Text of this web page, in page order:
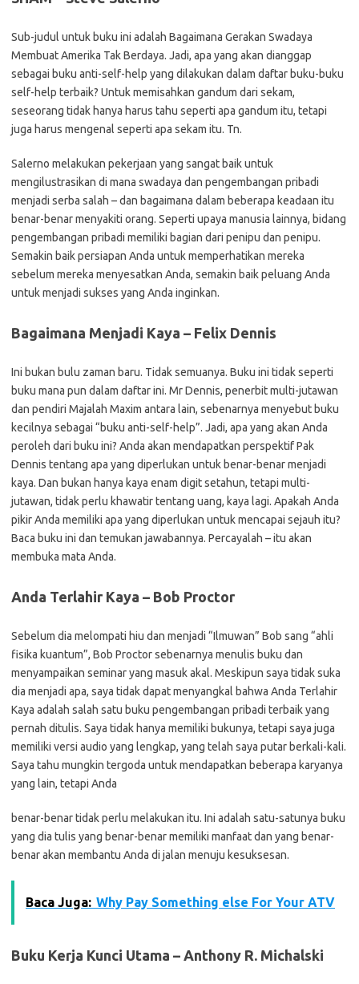
Sub-judul untuk buku ini adalah Bagaimana Gerakan Swadaya
Membuat Amerika Tak Berdaya. Jadi, apa yang akan dianggap
sebagai buku anti-self-help yang dilakukan dalam daftar buku-buku
self-help terbaik? Untuk memisahkan gandum dari sekam,
seseorang tidak hanya harus tahu seperti apa gandum itu, tetapi
juga harus mengenal seperti apa sekam itu. Tn.
Salerno melakukan pekerjaan yang sangat baik untuk
mengilustrasikan di mana swadaya dan pengembangan pribadi
menjadi serba salah – dan bagaimana dalam beberapa keadaan itu
benar-benar menyakiti orang. Seperti upaya manusia lainnya, bidang
pengembangan pribadi memiliki bagian dari penipu dan penipu.
Semakin baik persiapan Anda untuk memperhatikan mereka
sebelum mereka menyesatkan Anda, semakin baik peluang Anda
untuk menjadi sukses yang Anda inginkan.
Bagaimana Menjadi Kaya – Felix Dennis
Ini bukan bulu zaman baru. Tidak semuanya. Buku ini tidak seperti
buku mana pun dalam daftar ini. Mr Dennis, penerbit multi-jutawan
dan pendiri Majalah Maxim antara lain, sebenarnya menyebut buku
kecilnya sebagai “buku anti-self-help”. Jadi, apa yang akan Anda
peroleh dari buku ini? Anda akan mendapatkan perspektif Pak
Dennis tentang apa yang diperlukan untuk benar-benar menjadi
kaya. Dan bukan hanya kaya enam digit setahun, tetapi multi-
jutawan, tidak perlu khawatir tentang uang, kaya lagi. Apakah Anda
pikir Anda memiliki apa yang diperlukan untuk mencapai sejauh itu?
Baca buku ini dan temukan jawabannya. Percayalah – itu akan
membuka mata Anda.
Anda Terlahir Kaya – Bob Proctor
Sebelum dia melompati hiu dan menjadi “Ilmuwan” Bob sang “ahli
fisika kuantum”, Bob Proctor sebenarnya menulis buku dan
menyampaikan seminar yang masuk akal. Meskipun saya tidak suka
dia menjadi apa, saya tidak dapat menyangkal bahwa Anda Terlahir
Kaya adalah salah satu buku pengembangan pribadi terbaik yang
pernah ditulis. Saya tidak hanya memiliki bukunya, tetapi saya juga
memiliki versi audio yang lengkap, yang telah saya putar berkali-kali.
Saya tahu mungkin tergoda untuk mendapatkan beberapa karyanya
yang lain, tetapi Anda
benar-benar tidak perlu melakukan itu. Ini adalah satu-satunya buku
yang dia tulis yang benar-benar memiliki manfaat dan yang benar-
benar akan membantu Anda di jalan menuju kesuksesan.
Baca Juga: Why Pay Something else For Your ATV
Buku Kerja Kunci Utama – Anthony R. Michalski